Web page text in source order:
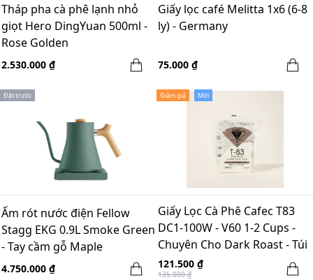
Tháp pha cà phê lạnh nhỏ
giọt Hero DingYuan 500ml -
Rose Golden
2.530.000 ₫
Giấy lọc café Melitta 1x6 (6-8
ly) - Germany
75.000 ₫
Đặt trước
Ấm rót nước điện Fellow
Stagg EKG 0.9L Smoke Green
- Tay cầm gỗ Maple
4.750.000 ₫
Giảm giá Mới
Giấy Lọc Cà Phê Cafec T83
DC1-100W - V60 1-2 Cups -
Chuyên Cho Dark Roast - Túi
100 Tờ - Màu Trắng
121.500 ₫
135.000 ₫